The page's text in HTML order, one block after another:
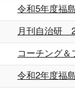
令和5年度福
月刊自治研
コーチング＆
令和2年度福